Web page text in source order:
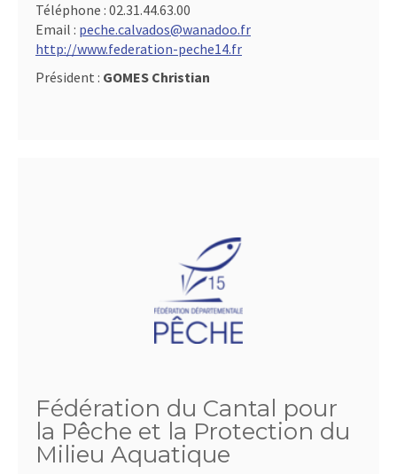
Téléphone : 02.31.44.63.00
Email : peche.calvados@wanadoo.fr
http://www.federation-peche14.fr
Président : GOMES Christian
Fédération du Cantal pour
la Pêche et la Protection du
Milieu Aquatique